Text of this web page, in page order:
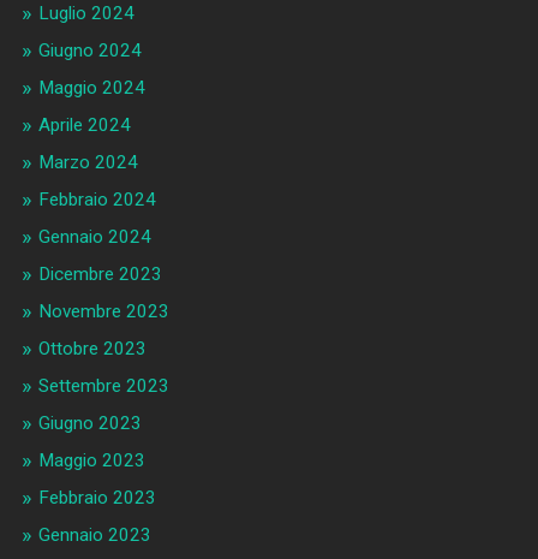
Luglio 2024
Giugno 2024
Maggio 2024
Aprile 2024
Marzo 2024
Febbraio 2024
Gennaio 2024
Dicembre 2023
Novembre 2023
Ottobre 2023
Settembre 2023
Giugno 2023
Maggio 2023
Febbraio 2023
Gennaio 2023